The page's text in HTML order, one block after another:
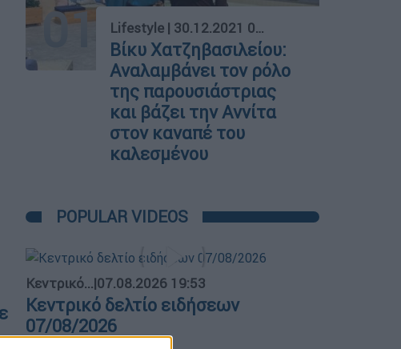
01 Lifestyle | 30.12.2021 01:18
Βίκυ Χατζηβασιλείου:
Αναλαμβάνει τον ρόλο
της παρουσιάστριας
και βάζει την Αννίτα
στον καναπέ του
καλεσμένου
POPULAR VIDEOS
Κεντρικό...|07.08.2026 19:53
Κεντρικό δελτίο ειδήσεων
07/08/2026